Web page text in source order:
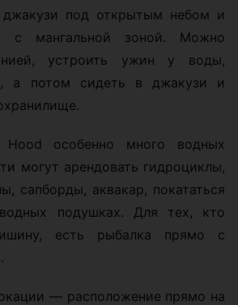
джакузи под открытым небом и
с мангальной зоной. Можно
устроить ужин у воды,
а потом сидеть в джакузи и
особенно много водных
могут арендовать гидроциклы,
сапборды, аквакар, покататься
подушках. Для тех, кто
есть рыбалка прямо с
— расположение прямо на